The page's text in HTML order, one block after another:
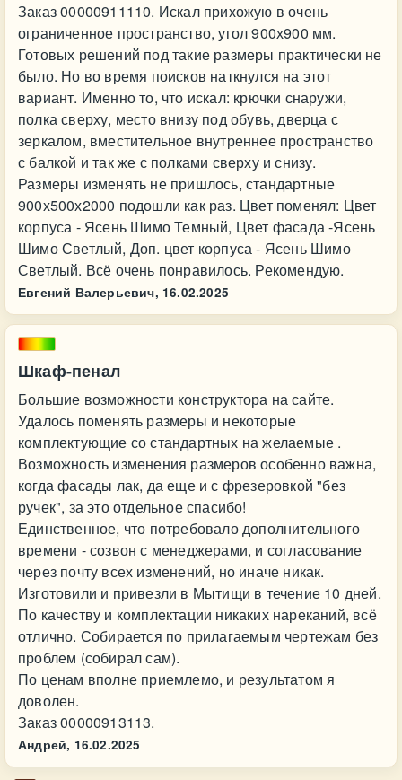
Заказ 00000911110. Искал прихожую в очень
ограниченное пространство, угол 900х900 мм.
Готовых решений под такие размеры практически не
было. Но во время поисков наткнулся на этот
вариант. Именно то, что искал: крючки снаружи,
полка сверху, место внизу под обувь, дверца с
зеркалом, вместительное внутреннее пространство
с балкой и так же с полками сверху и снизу.
Размеры изменять не пришлось, стандартные
900х500х2000 подошли как раз. Цвет поменял: Цвет
корпуса - Ясень Шимо Темный, Цвет фасада -Ясень
Шимо Светлый, Доп. цвет корпуса - Ясень Шимо
Светлый. Всё очень понравилось. Рекомендую.
Евгений Валерьевич, 16.02.2025
Шкаф-пенал
Большие возможности конструктора на сайте.
Удалось поменять размеры и некоторые
комплектующие со стандартных на желаемые .
Возможность изменения размеров особенно важна,
когда фасады лак, да еще и с фрезеровкой "без
ручек", за это отдельное спасибо!
Единственное, что потребовало дополнительного
времени - созвон с менеджерами, и согласование
через почту всех изменений, но иначе никак.
Изготовили и привезли в Мытищи в течение 10 дней.
По качеству и комплектации никаких нареканий, всё
отлично. Собирается по прилагаемым чертежам без
проблем (собирал сам).
По ценам вполне приемлемо, и результатом я
доволен.
Заказ 00000913113.
Андрей, 16.02.2025